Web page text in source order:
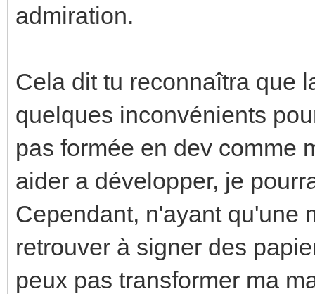
admiration.
Cela dit tu reconnaîtra que
quelques inconvénients
pas formée en dev comme
aider a développer, je
Cependant, n'ayant qu'une
retrouver à signer des
peux pas transformer ma